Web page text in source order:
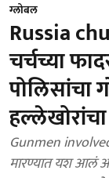
ग्लोबल
Russia
चर्चच्या
पोलिसांचा
Gunmen
मारण्यात यश आलं